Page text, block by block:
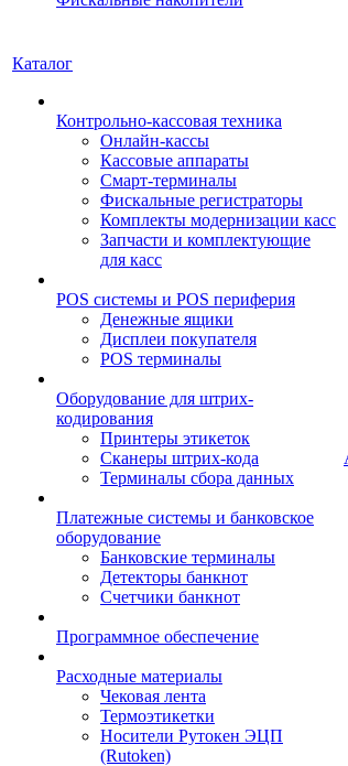
Каталог
Контрольно-кассовая техника
Онлайн-кассы
Кассовые аппараты
Смарт-терминалы
Фискальные регистраторы
Комплекты модернизации касс
Запчасти и комплектующие
для касс
POS системы и POS периферия
Денежные ящики
Дисплеи покупателя
POS терминалы
Оборудование для штрих-
кодирования
Принтеры этикеток
Сканеры штрих-кода
Терминалы сбора данных
Платежные системы и банковское
оборудование
Банковские терминалы
Детекторы банкнот
Счетчики банкнот
Программное обеспечение
Расходные материалы
Чековая лента
Термоэтикетки
Носители Рутокен ЭЦП
(Rutoken)